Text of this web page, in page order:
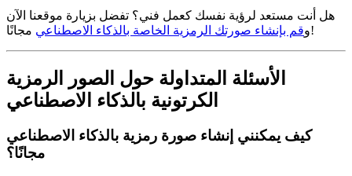
هل أنت مستعد لرؤية نفسك كعمل فني؟ تفضل بزيارة موقعنا الآن
وقم بإنشاء صورتك الرمزية الخاصة بالذكاء الاصطناعي مجانًا!
الأسئلة المتداولة حول الصور الرمزية
الكرتونية بالذكاء الاصطناعي
كيف يمكنني إنشاء صورة رمزية بالذكاء الاصطناعي
مجانًا؟